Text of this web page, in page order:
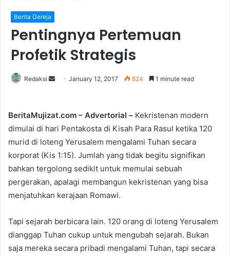
Berita Gereja
Pentingnya Pertemuan
Profetik Strategis
Redaksi
d
a
n
e
m
January 12, 2017 824 1 minute read
BeritaMujizat.com – Advertorial – Kekristenan modern
dimulai di hari Pentakosta di Kisah Para Rasul ketika 120
murid di loteng Yerusalem mengalami Tuhan secara
korporat (Kis 1:15). Jumlah yang tidak begitu signifikan
bahkan tergolong sedikit untuk memulai sebuah
pergerakan, apalagi membangun kekristenan yang bisa
menjatuhkan kerajaan Romawi.
Tapi sejarah berbicara lain. 120 orang di loteng Yerusalem
dianggap Tuhan cukup untuk mengubah sejarah. Bukan
saja mereka secara pribadi mengalami Tuhan, tapi secara